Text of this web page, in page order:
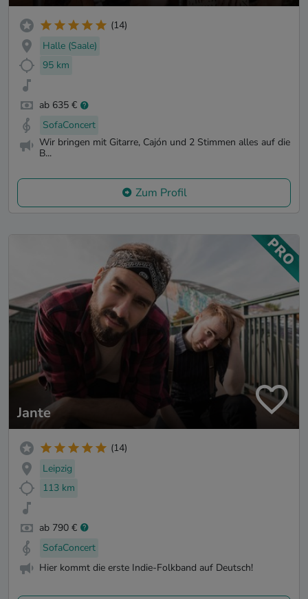
(14)
Halle (Saale)
95 km
ab 635 €
SofaConcert
Wir bringen mit Gitarre, Cajón und 2 Stimmen alles auf die
B...
Zum Profil
Jante
(14)
Leipzig
113 km
ab 790 €
SofaConcert
Hier kommt die erste Indie-Folkband auf Deutsch!